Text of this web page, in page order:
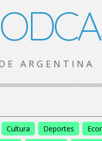
ARGENTINA
Cultura Deportes